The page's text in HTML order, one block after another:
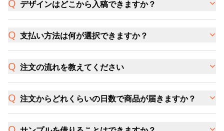
デザインはどこから入稿できますか？
支払い方法は何が選択できますか？
注文の流れを教えてください
注文からどれくらいの日数で商品が届きますか？